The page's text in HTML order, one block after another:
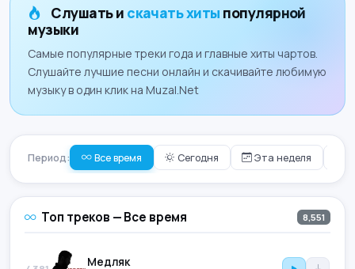
Слушать и скачать хиты популярной
музыки
Самые популярные треки года и главные хиты чартов.
Слушайте лучшие песни онлайн и скачивайте любимую
музыку в один клик на Muzal.Net
Период: Все время Сегодня Эта неделя
Топ треков — Все время 8,551
Медляк